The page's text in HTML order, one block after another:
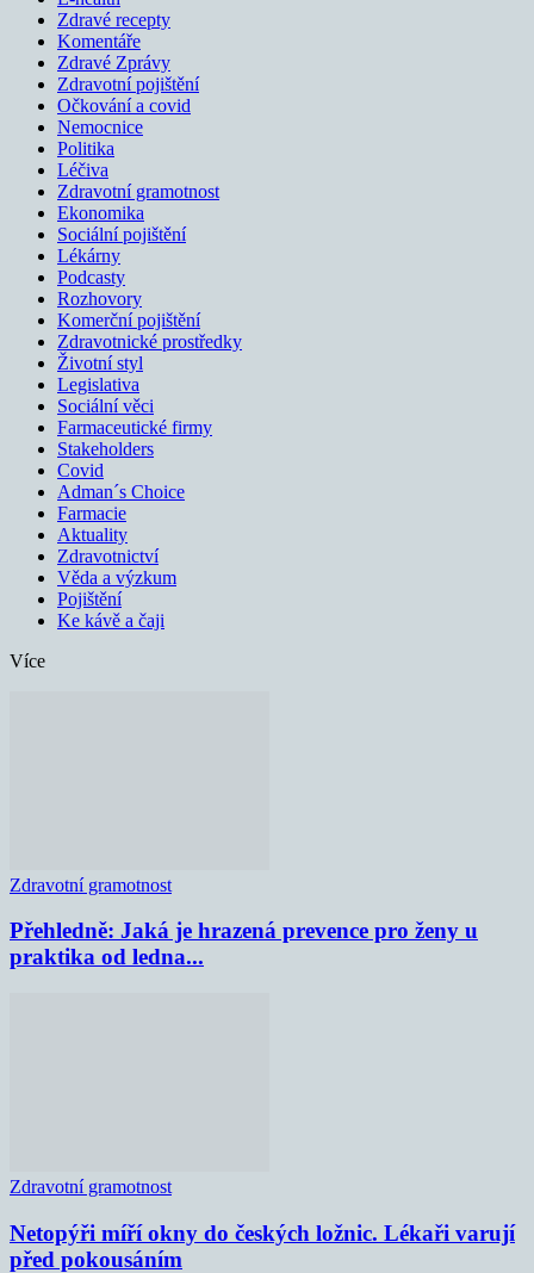
Zdravé recepty
Komentáře
Zdravé Zprávy
Zdravotní pojištění
Očkování a covid
Nemocnice
Politika
Léčiva
Zdravotní gramotnost
Ekonomika
Sociální pojištění
Lékárny
Podcasty
Rozhovory
Komerční pojištění
Zdravotnické prostředky
Životní styl
Legislativa
Sociální věci
Farmaceutické firmy
Stakeholders
Covid
Adman´s Choice
Farmacie
Aktuality
Zdravotnictví
Věda a výzkum
Pojištění
Ke kávě a čaji
Více
Zdravotní gramotnost
Přehledně: Jaká je hrazená prevence pro ženy u
praktika od ledna...
Zdravotní gramotnost
Netopýři míří okny do českých ložnic. Lékaři varují
před pokousáním